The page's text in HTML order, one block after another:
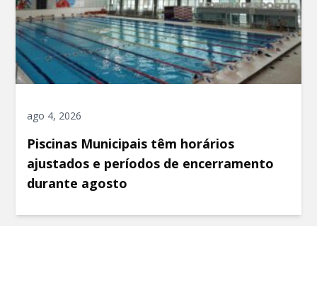
ago 4, 2026
Piscinas Municipais têm horários
ajustados e períodos de encerramento
durante agosto